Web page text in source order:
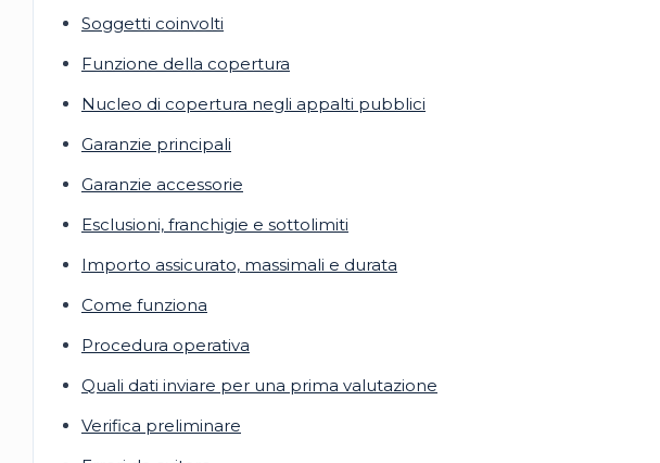
Soggetti coinvolti
Funzione della copertura
Nucleo di copertura negli appalti pubblici
Garanzie principali
Garanzie accessorie
Esclusioni, franchigie e sottolimiti
Importo assicurato, massimali e durata
Come funziona
Procedura operativa
Quali dati inviare per una prima valutazione
Verifica preliminare